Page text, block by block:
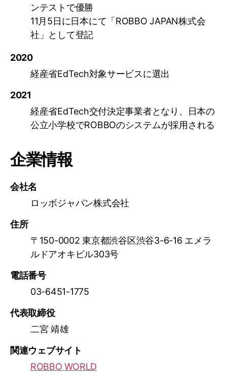
ンテストで優勝
11月5日に日本にて「ROBBO JAPAN株式会
社」として登記
2020
経産省EdTech対象サービスに選出
2021
経産省EdTech交付決定事業者となり、日本の
公立小学校でROBBOのシステムが採用される
企業情報
会社名
ロッボジャパン株式会社
住所
〒150-0002 東京都渋谷区渋谷3-6-16 エメラ
ルドアオキビル303号
電話番号
03-6451-1775
代表取締役
二宮 靖雄
関連ウェブサイト
ROBBO WORLD